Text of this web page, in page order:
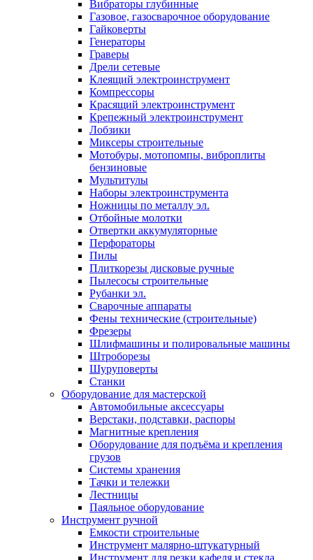
Вибраторы глубинные
Газовое, газосварочное оборудование
Гайковерты
Генераторы
Граверы
Дрели сетевые
Клеящий электроинструмент
Компрессоры
Красящий электроинструмент
Крепежный электроинструмент
Лобзики
Миксеры строительные
Мотобуры, мотопомпы, виброплиты
бензиновые
Мультитулы
Наборы электроинструмента
Ножницы по металлу эл.
Отбойные молотки
Отвертки аккумуляторные
Перфораторы
Пилы
Плиткорезы дисковые ручные
Пылесосы строительные
Рубанки эл.
Сварочные аппараты
Фены технические (строительные)
Фрезеры
Шлифмашины и полировальные машины
Штроборезы
Шуруповерты
Станки
Оборудование для мастерской
Автомобильные аксессуары
Верстаки, подставки, распоры
Магнитные крепления
Оборудование для подъёма и крепления
грузов
Системы хранения
Тачки и тележки
Лестницы
Паяльное оборудование
Инструмент ручной
Емкости строительные
Инструмент малярно-штукатурный
Инструмент для резки кафеля и стекла